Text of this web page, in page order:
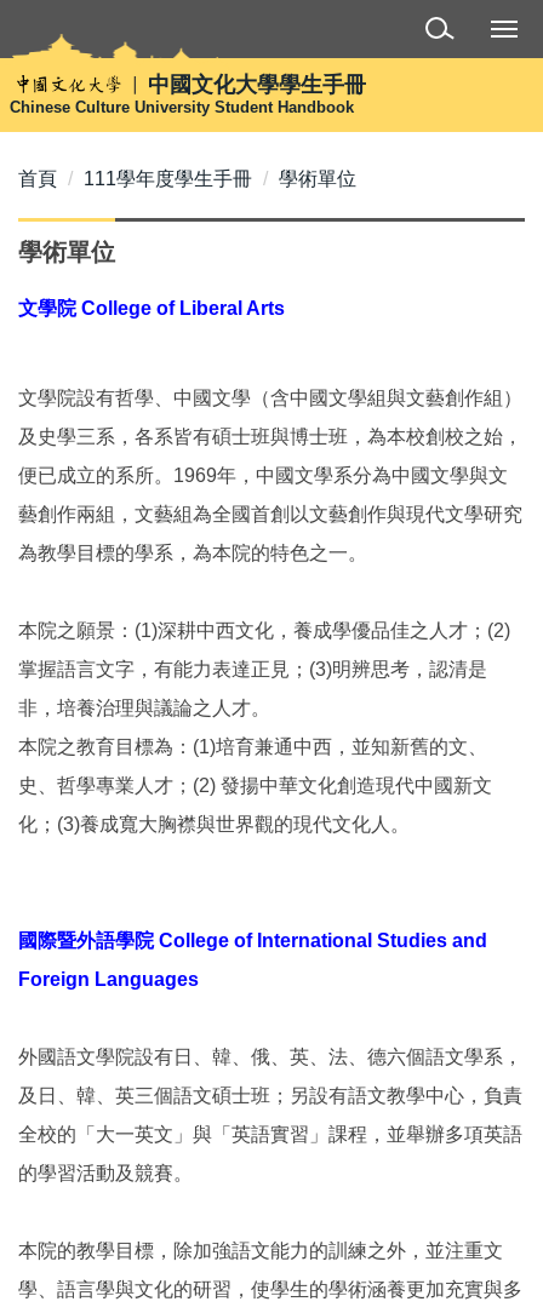
到
主
要
內
區
中國文化大學學生手冊
Chinese Culture University Student Handbook
首頁 111學年度學生手冊 學術單位
學術單位
文學院 College of Liberal Arts
文學院設有哲學、中國文學（含中國文學組與文藝創作組）
及史學三系，各系皆有碩士班與博士班，為本校創校之始，
便已成立的系所。1969年，中國文學系分為中國文學與文
藝創作兩組，文藝組為全國首創以文藝創作與現代文學研究
為教學目標的學系，為本院的特色之一。
本院之願景：(1)深耕中西文化，養成學優品佳之人才；(2)
掌握語言文字，有能力表達正見；(3)明辨思考，認清是
非，培養治理與議論之人才。
本院之教育目標為：(1)培育兼通中西，並知新舊的文、
史、哲學專業人才；(2) 發揚中華文化創造現代中國新文
化；(3)養成寬大胸襟與世界觀的現代文化人。
國際暨外語學院 College of International Studies and
Foreign Languages
外國語文學院設有日、韓、俄、英、法、德六個語文學系，
及日、韓、英三個語文碩士班；另設有語文教學中心，負責
全校的「大一英文」與「英語實習」課程，並舉辦多項英語
的學習活動及競賽。
本院的教學目標，除加強語文能力的訓練之外，並注重文
學、語言學與文化的研習，使學生的學術涵養更加充實與多